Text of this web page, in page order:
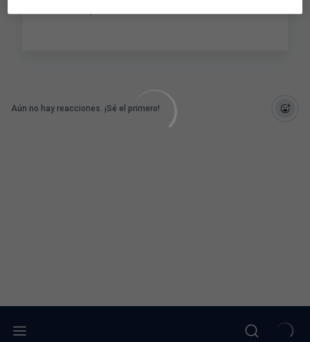
Aún no hay reacciones. ¡Sé el primero!